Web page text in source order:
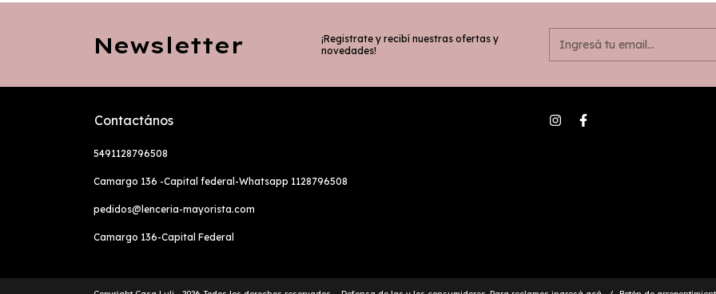
Newsletter
¡Registrate y recibí nuestras ofertas y
novedades!
Contactános
5491128796508
Camargo 136 -Capital federal-Whatsapp 1128796508
pedidos@lenceria-mayorista.com
Camargo 136-Capital Federal